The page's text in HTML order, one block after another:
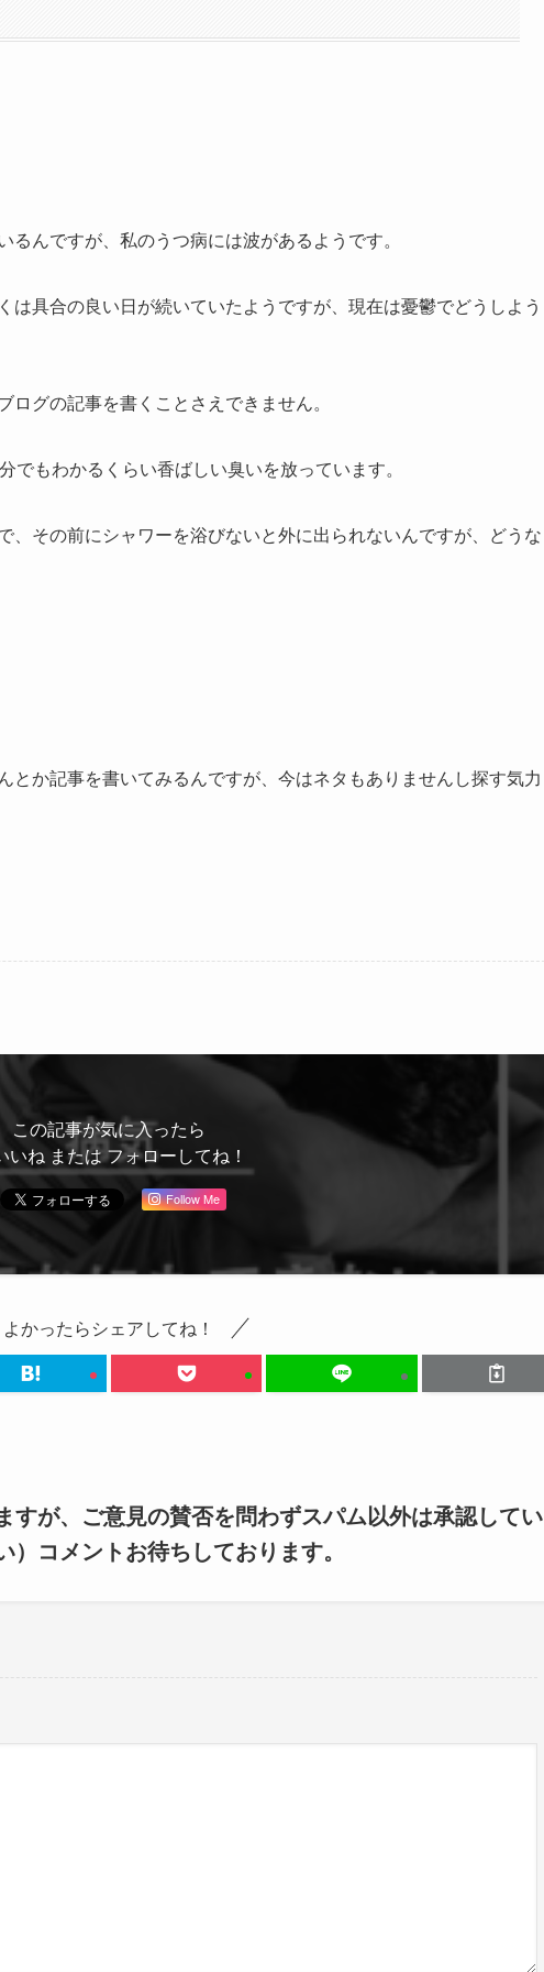
んですが、私のうつ病には波があるようです。
具合の良い日が続いていたようですが、現在は憂鬱でどうしよう
グの記事を書くことさえできません。
もわかるくらい香ばしい臭いを放っています。
、その前にシャワーを浴びないと外に出られないんですが、どうな
とか記事を書いてみるんですが、今はネタもありませんし探す気力
この記事が気に入ったら
いね または フォローしてね！
Follow Me
よかったらシェアしてね！
すが、ご意見の賛否を問わずスパム以外は承認してい
コメントお待ちしております。